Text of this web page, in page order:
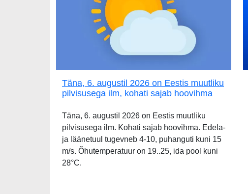
Täna, 6. augustil 2026 on Eestis muutliku
pilvisusega ilm, kohati sajab hoovihma
Täna, 6. augustil 2026 on Eestis muutliku
pilvisusega ilm. Kohati sajab hoovihma. Edela-
ja läänetuul tugevneb 4-10, puhanguti kuni 15
m/s. Õhutemperatuur on 19..25, ida pool kuni
28°C.